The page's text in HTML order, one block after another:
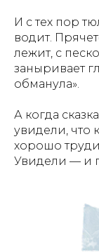
И с тех пор
водит.
лежит, с
заныривает
обманула».
А когда
увидели, что
хорошо
Увидели — и
И